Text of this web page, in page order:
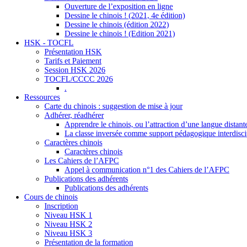
Ouverture de l’exposition en ligne
Dessine le chinois ! (2021, 4e édition)
Dessine le chinois (édition 2022)
Dessine le chinois ! (Edition 2021)
HSK - TOCFL
Présentation HSK
Tarifs et Paiement
Session HSK 2026
TOCFL/CCCC 2026
.
Ressources
Carte du chinois : suggestion de mise à jour
Adhérer, réadhérer
Apprendre le chinois, ou l’attraction d’une langue
La classe inversée comme support pédagogique
Caractères chinois
Caractères chinois
Les Cahiers de l’AFPC
Appel à communication n°1 des Cahiers de l’AFPC
Publications des adhérents
Publications des adhérents
Cours de chinois
Inscription
Niveau HSK 1
Niveau HSK 2
Niveau HSK 3
Présentation de la formation